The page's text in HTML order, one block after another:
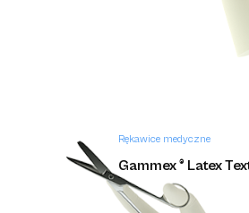
Rękawice medyczne
Gammex ® Latex